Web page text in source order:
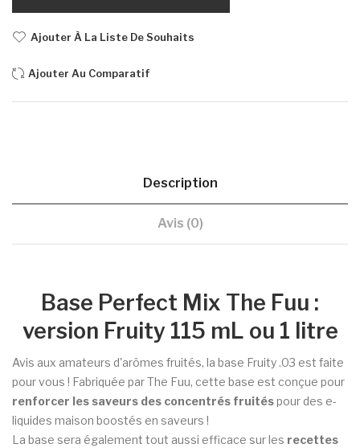
Ajouter À La Liste De Souhaits
Ajouter Au Comparatif
Description
Avis (0)
Base Perfect Mix The Fuu :
version Fruity 115 mL ou 1 litre
Avis aux amateurs d'arômes fruités, la base Fruity .03 est faite
pour vous ! Fabriquée par The Fuu, cette base est conçue pour
renforcer les saveurs des concentrés fruitéspour des e-
liquides maison boostés en saveurs !
La base sera également tout aussi efficace sur les recettes